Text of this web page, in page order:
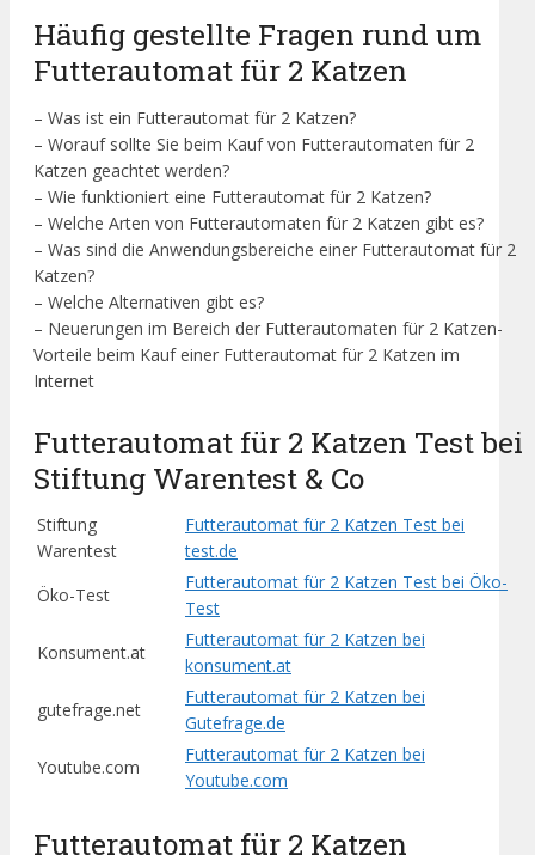
Häufig gestellte Fragen rund um
Futterautomat für 2 Katzen
– Was ist ein Futterautomat für 2 Katzen?
– Worauf sollte Sie beim Kauf von Futterautomaten für 2
Katzen geachtet werden?
– Wie funktioniert eine Futterautomat für 2 Katzen?
– Welche Arten von Futterautomaten für 2 Katzen gibt es?
– Was sind die Anwendungsbereiche einer Futterautomat für 2
Katzen?
– Welche Alternativen gibt es?
– Neuerungen im Bereich der Futterautomaten für 2 Katzen-
Vorteile beim Kauf einer Futterautomat für 2 Katzen im
Internet
Futterautomat für 2 Katzen Test bei
Stiftung Warentest & Co
Stiftung
Warentest
Futterautomat für 2 Katzen Test bei
test.de
Öko-Test
Futterautomat für 2 Katzen Test bei Öko-
Test
Konsument.at
Futterautomat für 2 Katzen bei
konsument.at
gutefrage.net
Futterautomat für 2 Katzen bei
Gutefrage.de
Youtube.com
Futterautomat für 2 Katzen bei
Youtube.com
Futterautomat für 2 Katzen